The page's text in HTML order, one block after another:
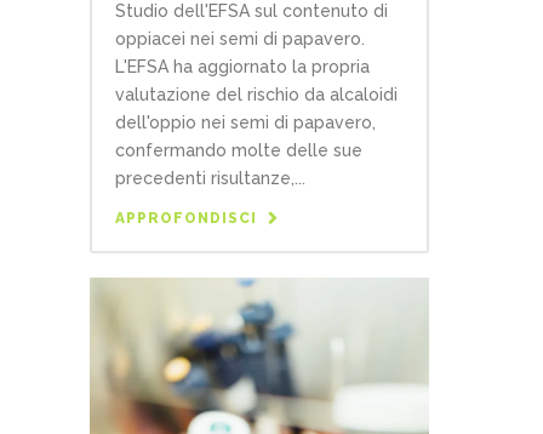
Studio dell'EFSA sul contenuto di
oppiacei nei semi di papavero.
L'EFSA ha aggiornato la propria
valutazione del rischio da alcaloidi
dell'oppio nei semi di papavero,
confermando molte delle sue
precedenti risultanze,...
APPROFONDISCI